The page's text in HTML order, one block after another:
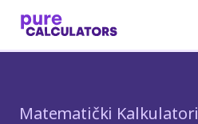
Matematički Kalkulatori